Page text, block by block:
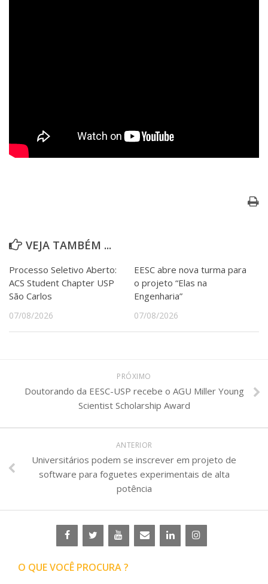
VEJA TAMBÉM ...
Processo Seletivo Aberto:
ACS Student Chapter USP
São Carlos
07/08/2026
EESC abre nova turma para
o projeto “Elas na
Engenharia”
07/08/2026
PRÓXIMO
Doutorando da EESC-USP recebe o AGU Miller Young
Scientist Scholarship Award
ANTERIOR
Universitários podem se inscrever em projeto de
software para foguetes experimentais de alta
potência
O QUE VOCÊ PROCURA ?